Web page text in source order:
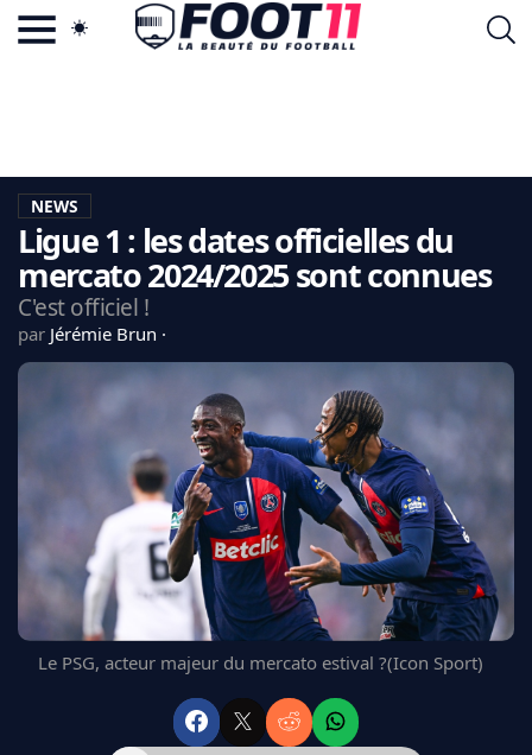
LA CHARTE
VIE PRIVÉE
CGU
CONTACTEZ-NOUS
MERCATO
LIGUE 1
REAL MADRID
FC BARCELONE
MANCHESTER UNITED
CHELSEA
ARSENAL
BAYERN
NEWS
Ligue 1 : les dates officielles du
mercato 2024/2025 sont connues
C'est officiel !
par Jérémie Brun
Le PSG, acteur majeur du mercato estival ?(Icon Sport)